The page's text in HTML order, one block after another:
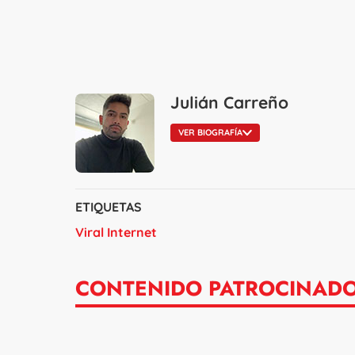
Julián Carreño
VER BIOGRAFÍA
ETIQUETAS
Viral Internet
CONTENIDO